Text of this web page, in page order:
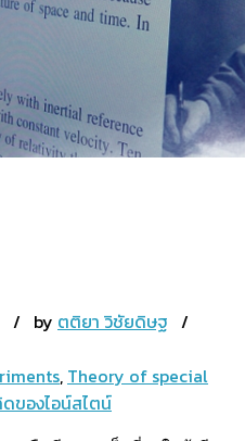
/ by ตติยา วิชัยดิษฐ /
, Theory of special
ของไอน์สไตน์